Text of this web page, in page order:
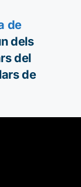
de
dels
del
de